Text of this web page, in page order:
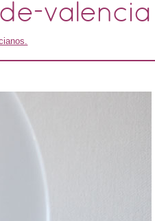
valencia